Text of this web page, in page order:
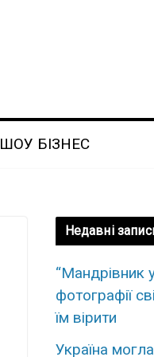
ШОУ БІЗНЕС
Недавні
“Мандрівник
фотографії
їм вірити
Україна